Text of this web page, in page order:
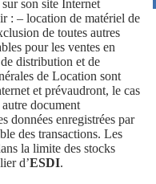
son site Internet
: – location de matériel de
de toutes autres
pour les ventes en
distribution et de
de Location sont
et prévaudront, le cas
document
données enregistrées par
des transactions. Les
la limite des stocks
d’ESDI.